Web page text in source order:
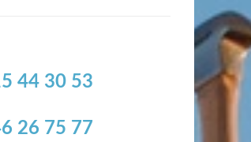
44 30 53
26 75 77